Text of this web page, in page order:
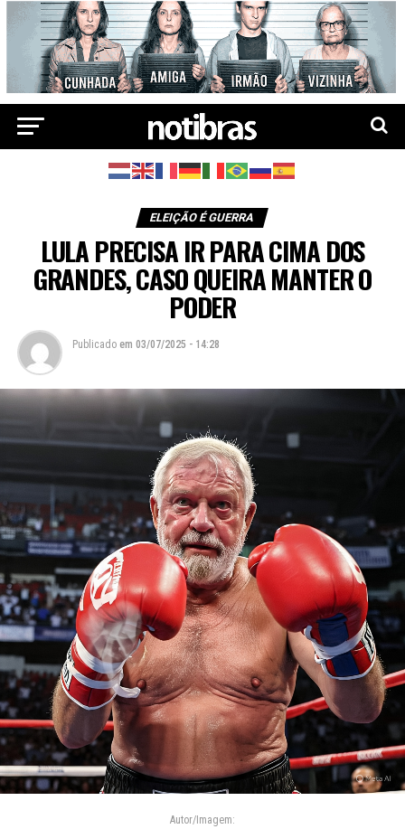
ELEIÇÃO É GUERRA
LULA PRECISA IR PARA CIMA DOS
GRANDES, CASO QUEIRA MANTER O
PODER
Publicado em 03/07/2025 - 14:28
Autor/Imagem: